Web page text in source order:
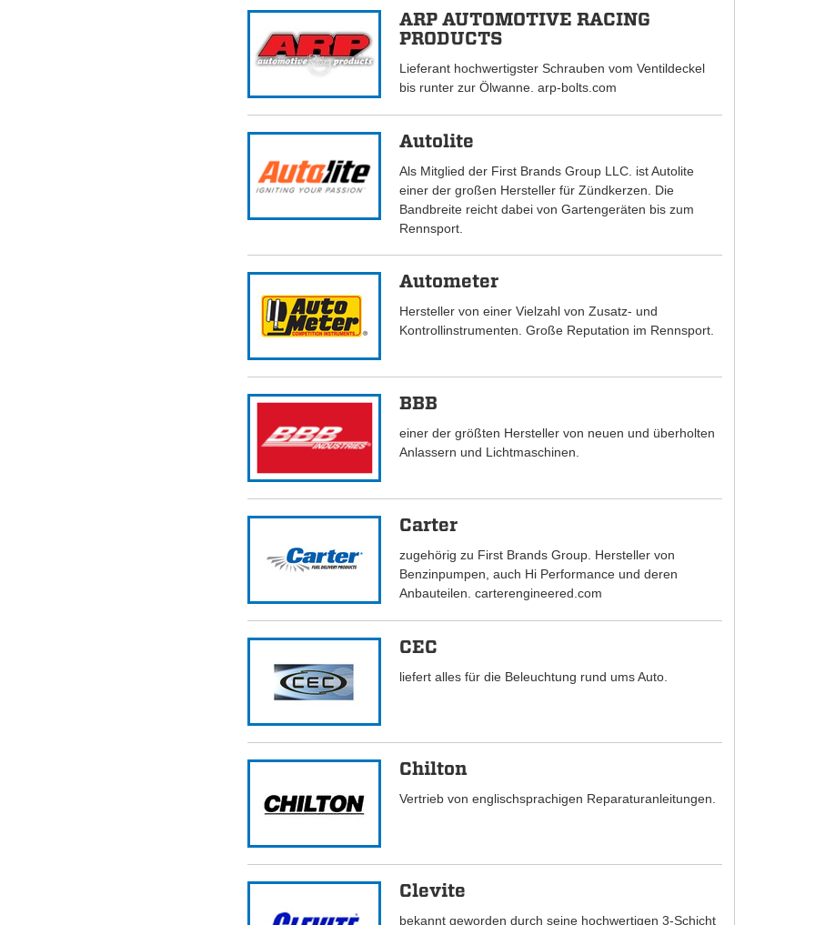
ARP AUTOMOTIVE RACING
PRODUCTS
Lieferant hochwertigster Schrauben vom Ventildeckel
bis runter zur Ölwanne. arp-bolts.com
Autolite
Als Mitglied der First Brands Group LLC. ist Autolite
einer der großen Hersteller für Zündkerzen. Die
Bandbreite reicht dabei von Gartengeräten bis zum
Rennsport.
Autometer
Hersteller von einer Vielzahl von Zusatz- und
Kontrollinstrumenten. Große Reputation im Rennsport.
BBB
einer der größten Hersteller von neuen und überholten
Anlassern und Lichtmaschinen.
Carter
zugehörig zu First Brands Group. Hersteller von
Benzinpumpen, auch Hi Performance und deren
Anbauteilen. carterengineered.com
CEC
liefert alles für die Beleuchtung rund ums Auto.
Chilton
Vertrieb von englischsprachigen Reparaturanleitungen.
Clevite
bekannt geworden durch seine hochwertigen 3-Schicht